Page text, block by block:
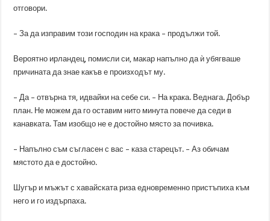
отговори.
– За да изправим този господин на крака – продължи той.
Вероятно ирландец, помисли си, макар напълно да ѝ убягваше
причината да знае какъв е произходът му.
– Да – отвърна тя, идвайки на себе си. – На крака. Веднага. Добър
план. Не можем да го оставим нито минута повече да седи в
канавката. Там изобщо не е достойно място за почивка.
– Напълно съм съгласен с вас – каза старецът. – Аз обичам
мястото да е достойно.
Шугър и мъжът с хавайската риза едновременно пристъпиха към
него и го издърпаха.